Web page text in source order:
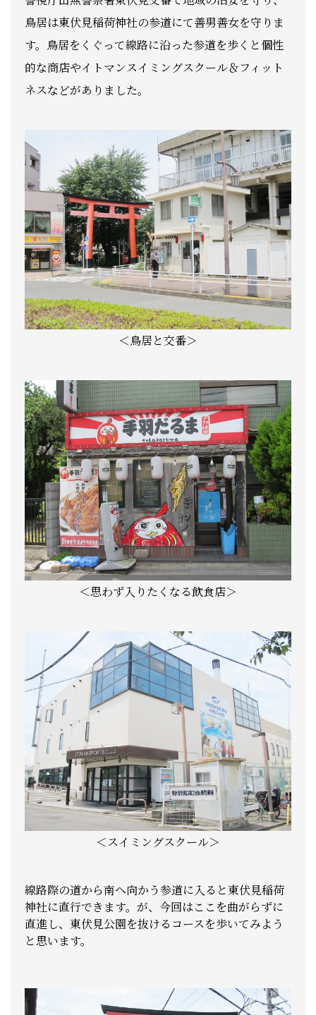
鳥居は東伏見稲荷神社の参道にて善男善女を守りま
す。鳥居をくぐって線路に沿った参道を歩くと個性
的な商店やイトマンスイミングスクール＆フィット
ネスなどがありました。
＜鳥居と交番＞
＜思わず入りたくなる飲食店＞
＜スイミングスクール＞
線路際の道から南へ向かう参道に入ると東伏見稲荷
神社に直行できます。が、今回はここを曲がらずに
直進し、東伏見公園を抜けるコースを歩いてみよう
と思います。